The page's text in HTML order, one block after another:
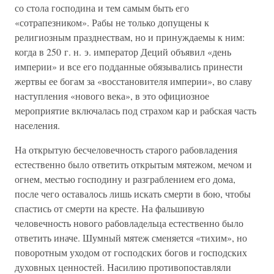
со стола господина и тем самым быть его
«сотрапезником». Рабы не только допущены к
религиозным празднествам, но и принуждаемы к ним:
когда в 250 г. н. э. император Деций объявил «день
империи» и все его подданные обязывались принести
жертвы ее богам за «восстановителя империи», во славу
наступления «нового века», в это официозное
мероприятие включалась под страхом кар и рабская часть
населения.
На открытую бесчеловечность старого рабовладения
естественно было ответить открытым мятежом, мечом и
огнем, местью господину и разграблением его дома,
после чего оставалось лишь искать смерти в бою, чтобы
спастись от смерти на кресте. На фальшивую
человечность нового рабовладельца естественно было
ответить иначе. Шумный мятеж сменяется «тихим», но
поворотным уходом от господских богов и господских
духовных ценностей. Насилию противопоставляли